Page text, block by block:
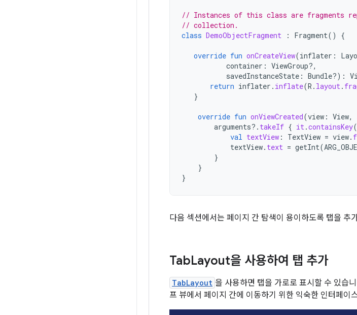
// Instances of this class are fragments
// collection.
class DemoObjectFragment : Fragment() {
override fun onCreateView(inflater :
container : ViewGroup?,
savedInstanceState : Bundle?) :
return inflater . inflate(R . layout.
}
override fun onViewCreated(view : View,
arguments?. takeIf { it.containsKey(
val textView : TextView = view.
textView. text = getInt(
}
}
}
다음 섹션에서는 페이지 간 탐색이 용이하도록 탭을 추
TabLayout을 사용하여 탭 추가
TabLayout 을 사용하면 탭을 가로로 표시할 수 있습
프 뷰에서 페이지 간에 이동하기 위한 익숙한 인터페이